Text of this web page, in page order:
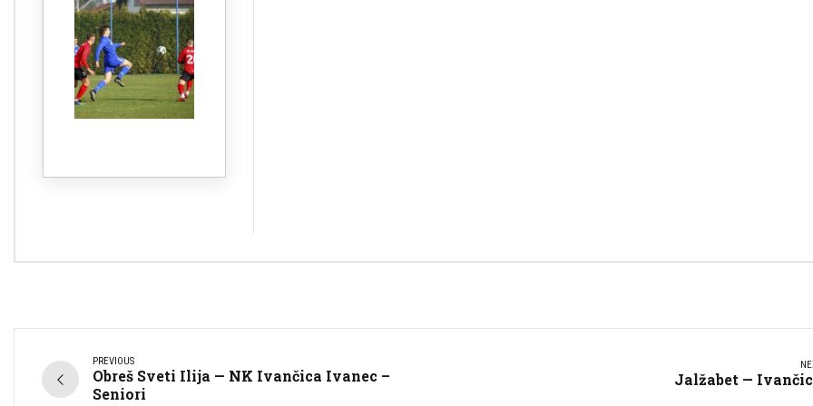
PREVIOUS
Obreš Sveti Ilija — NK Ivančica Ivanec –
Seniori
Jalžabet —